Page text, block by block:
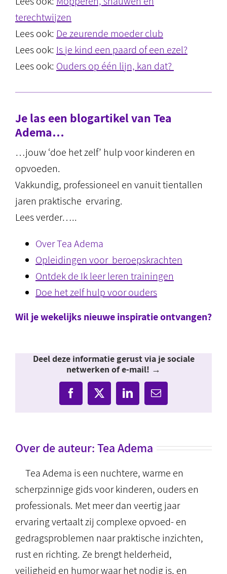
terechtwijzen
Lees ook: De zeurende moeder club
Lees ook: Is je kind een paard of een ezel?
Lees ook: Ouders op één lijn, kan dat?
Je las een blogartikel van Tea
Adema…
…jouw ‘doe het zelf’ hulp voor kinderen en
opvoeden.
Vakkundig, professioneel en vanuit tientallen
jaren praktische ervaring.
Lees verder…..
Over Tea Adema
Opleidingen voor beroepskrachten
Ontdek de Ik leer leren trainingen
Doe het zelf hulp voor ouders
Wil je wekelijks nieuwe inspiratie ontvangen?
Deel deze informatie gerust via je sociale
netwerken of e-mail! →
Facebook
X LinkedIn
E-
mail
Over de auteur:Tea Adema
Tea Adema is een nuchtere, warme en
scherpzinnige gids voor kinderen, ouders en
professionals. Met meer dan veertig jaar
ervaring vertaalt zij complexe opvoed- en
gedragsproblemen naar praktische inzichten,
rust en richting. Ze brengt helderheid,
veiligheid en humor waar het nodig is, en